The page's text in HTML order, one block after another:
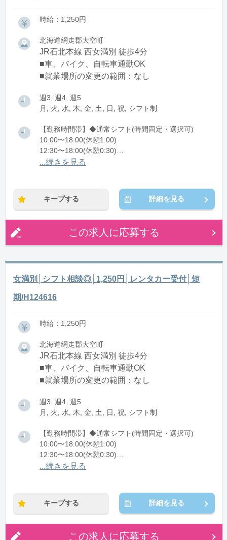
時給：1,250円
北海道網走郡大空町
JR石北本線 西女満別 徒歩4分
■車、バイク、自転車通勤OK
■就業場所の変更の範囲：なし
週3, 週4, 週5
月, 火, 水, 木, 金, 土, 日, 祝, シフト制
【勤務時間帯】◆通常シフト(時間固定・選択可)
10:00〜18:00(休憩1:00)
12:30〜18:00(休憩0:30)
14:00〜18:00(休憩0:00)
※時短：・週3日や1日3時間勤務ご相談ください！
...続きを見る
キープする 詳細を見る
この求人に応募する
女満別│シフト相談◎│1,250円│レンタカー受付│短
期/H124616
時給：1,250円
北海道網走郡大空町
JR石北本線 西女満別 徒歩4分
■車、バイク、自転車通勤OK
■就業場所の変更の範囲：なし
週3, 週4, 週5
月, 火, 水, 木, 金, 土, 日, 祝, シフト制
【勤務時間帯】◆通常シフト(時間固定・選択可)
10:00〜18:00(休憩1:00)
12:30〜18:00(休憩0:30)
14:00〜18:00(休憩0:00)
※時短：・週3日や1日3時間勤務ご相談ください！
...続きを見る
キープする 詳細を見る
この求人に応募する